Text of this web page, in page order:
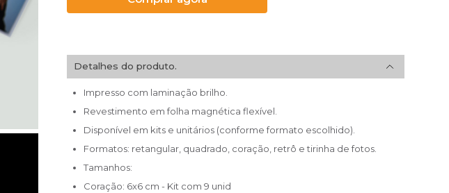
Detalhes do produto.
Impresso com laminação brilho.
Revestimento em folha magnética flexível.
Disponível em kits e unitários (conforme formato escolhido).
Formatos: retangular, quadrado, coração, retrô e tirinha de fotos.
Tamanhos:
Coração: 6x6 cm - Kit com 9 unid